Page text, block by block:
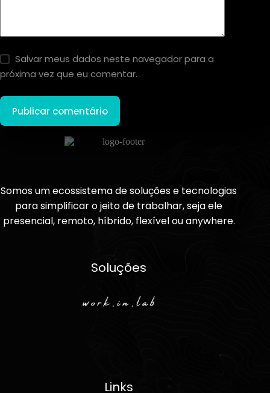
Salvar meus dados neste navegador para a
próxima vez que eu comentar.
Publicar comentário
Somos um ecossistema de soluções e tecnologias
para simplificar o jeito de trabalhar, seja ele
presencial, remoto, híbrido, flexível ou anywhere.
Soluções
Links